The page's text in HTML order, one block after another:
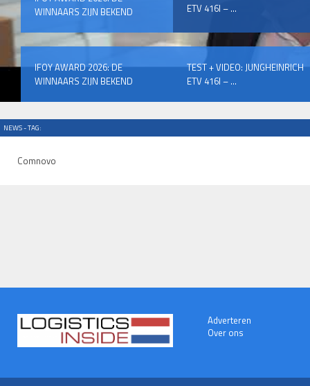
WINNAARS ZIJN BEKEND
ETV 416I – ...
IFOY AWARD 2026: DE
WINNAARS ZIJN BEKEND
TEST + VIDEO: JUNGHEINRICH
ETV 416I – ...
NEWS - TAG:
Comnovo
Adverteren
Over ons